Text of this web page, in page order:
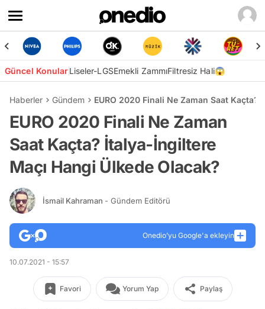
Güncel KonularLiseler-LGSEmekli ZammıFiltresiz Hali😱
Haberler Gündem EURO 2020 Finali Ne Zaman Saat
EURO 2020 Finali Ne Zaman
Saat Kaçta? İtalya-İngiltere
Maçı Hangi Ülkede Olacak?
İsmail Kahraman - Gündem Editörü
Onedio’yu Google'a ekleyin
10.07.2021 - 15:57
Favori Yorum Yap Paylaş